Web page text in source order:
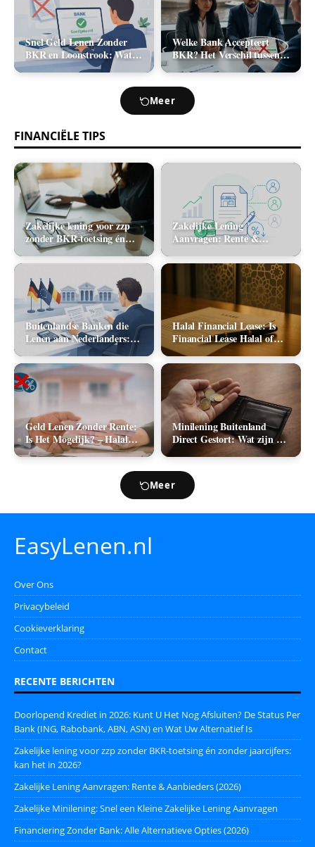
Snel Geld Lenen Zonder
BKR en Loonstrook: Wat
Zijn Je Opties?
Welke Bank Accepteert
BKR? Het Verschil tussen
Positief en Negatief BKR
Meer
FINANCIËLE TIPS
Zakelijke lening voor zzp
zonder BKR-toetsing én
zonder jaarcijfers: kan het
in 2026?
Zakelijke Lening
Aanvragen: Rente &
Buitenlandse Banken die
Lenen aan Nederlanders:
Complete Lijst +
Vergelijking 2026
Halal Financial Lease: Is
Financial Lease Halal of
Haram?
Geld Lenen Zonder Rente:
Is Het Mogelijk? – Halal
Geld Lenen
Minilening Buitenland
Direct Gestort: Wat zijn de
Mogelijkheden in 2026?
Meer
EasyLenen.nl
Over Ons
Privacybeleid
Cookieverklaring
Contact
RECENTE BERICHTEN
Doorlopend Krediet in 2026: Kunt U Het Nog Afsluiten? De Status Per
Bank (ING, Rabobank, ABN, ASN) en Wat Uw Alternatief Is
Zakelijke lening voor zzp zonder BKR-toetsing én zonder jaarcijfers:
kan het in 2026?
Zakelijke Lening Aanvragen: Rente & Aanbieders (2026)
Zakelijke Minilening: Snel een Kleine Zakelijke Lening Aanvragen
Financiering Zonder Bank: Alle Alternatieve Opties (2026)